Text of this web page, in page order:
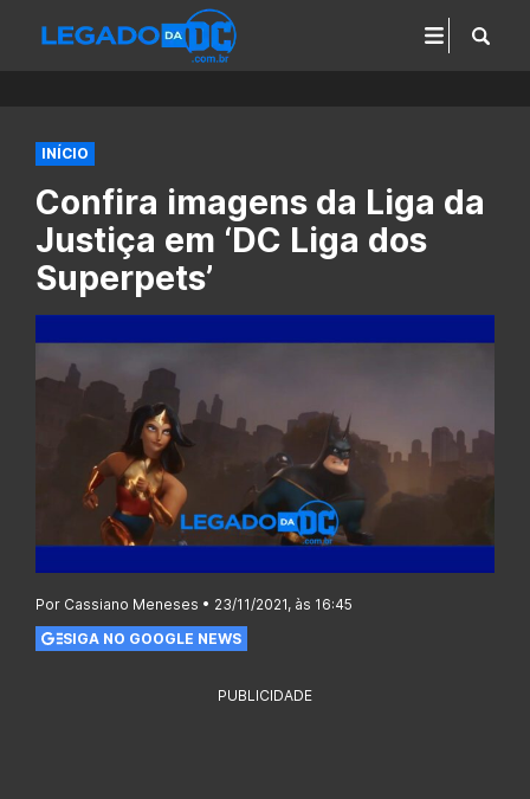
INÍCIO
Confira imagens da Liga da
Justiça em ‘DC Liga dos
Superpets’
Por Cassiano Meneses • 23/11/2021, às 16:45
SIGA NO GOOGLE NEWS
PUBLICIDADE